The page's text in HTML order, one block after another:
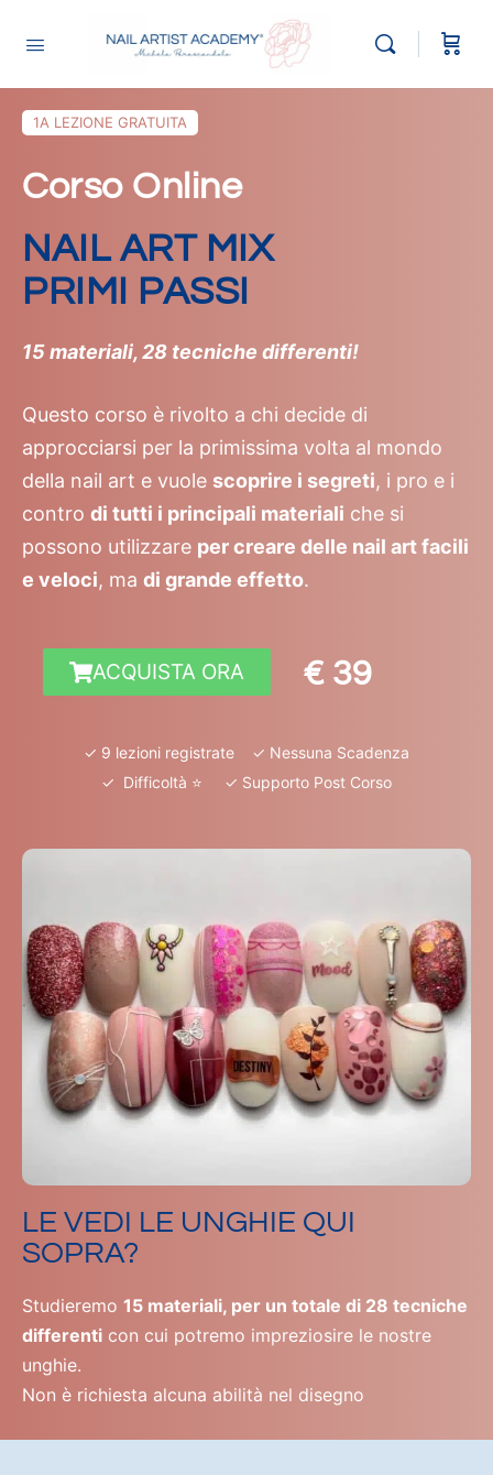
1A LEZIONE GRATUITA
Corso Online
NAIL ART MIX
PRIMI PASSI
15 materiali, 28 tecniche differenti!
Questo corso è rivolto a chi decide di
approcciarsi per la primissima volta al mondo
della nail art e vuole scoprire i segreti, i pro e i
contro di tutti i principali materiali che si
possono utilizzare per creare delle nail art facili
e veloci, ma di grande effetto.
ACQUISTA ORA € 39
✓ 9 lezioni registrate ✓ Nessuna Scadenza
✓ Difficoltà ⭐️ ✓ Supporto Post Corso
LE VEDI LE UNGHIE QUI
SOPRA?
Studieremo 15 materiali, per un totale di 28 tecniche
differenti con cui potremo impreziosire le nostre
unghie.
Non è richiesta alcuna abilità nel disegno